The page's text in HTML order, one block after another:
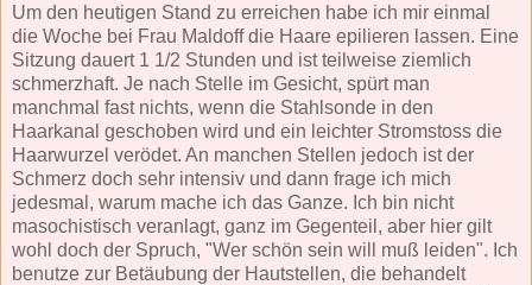
Um den heutigen Stand zu erreichen habe ich mir einmal
die Woche bei Frau Maldoff die Haare epilieren lassen. Eine
Sitzung dauert 1 1/2 Stunden und ist teilweise ziemlich
schmerzhaft. Je nach Stelle im Gesicht, spürt man
manchmal fast nichts, wenn die Stahlsonde in den
Haarkanal geschoben wird und ein leichter Stromstoss die
Haarwurzel verödet. An manchen Stellen jedoch ist der
Schmerz doch sehr intensiv und dann frage ich mich
jedesmal, warum mache ich das Ganze. Ich bin nicht
masochistisch veranlagt, ganz im Gegenteil, aber hier gilt
wohl doch der Spruch, "Wer schön sein will muß leiden". Ich
benutze zur Betäubung der Hautstellen, die behandelt